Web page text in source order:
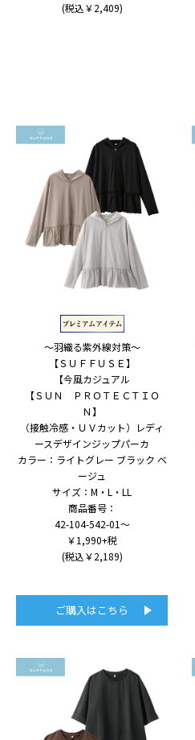
(税込￥2,409)
～羽織る紫外線対策～
【ＳＵＦＦＵＳＥ】
【今風カジュアル
【ＳＵＮ ＰＲＯＴＥＣＴＩＯ
Ｎ】
（接触冷感・ＵＶカット）レディ
ースデザインジップパーカ
カラー：ライトグレー ブラック ベ
ージュ
サイズ：M・L・LL
商品番号：
42-104-542-01～
￥1,990+税
(税込￥2,189)
ご購入はこちら